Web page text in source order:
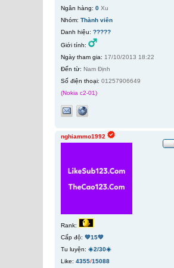
Ngân hàng: 0 Xu
Nhóm: Thành viên
Danh hiệu: ?????
Giới tính:
Ngày tham gia: 17/10/2013 18:22
Đến từ: Nam Định
Số điện thoại: 01257906649
(Nokia c2-01)
nghiammo1992
Rank:
Cấp độ: 💚15💚
Tu luyện: ☀️2/30☀️
Like: 4355/15088